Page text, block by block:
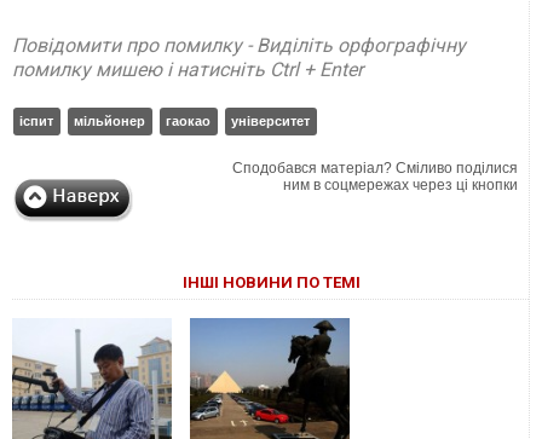
Повідомити про помилку - Виділіть орфографічну
помилку мишею і натисніть Ctrl + Enter
іспит мільйонер гаокао університет
Сподобався матеріал? Сміливо поділися
ним в соцмережах через ці кнопки
ІНШІ НОВИНИ ПО ТЕМІ